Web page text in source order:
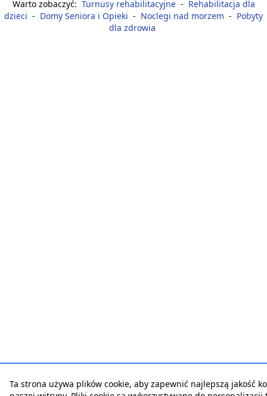
Warto zobaczyć: Turnusy rehabilitacyjne - Rehabilitacja dla
dzieci - Domy Seniora i Opieki - Noclegi nad morzem - Pobyty
dla zdrowia
Ta strona używa plików cookie, aby zapewnić najlepszą jakość